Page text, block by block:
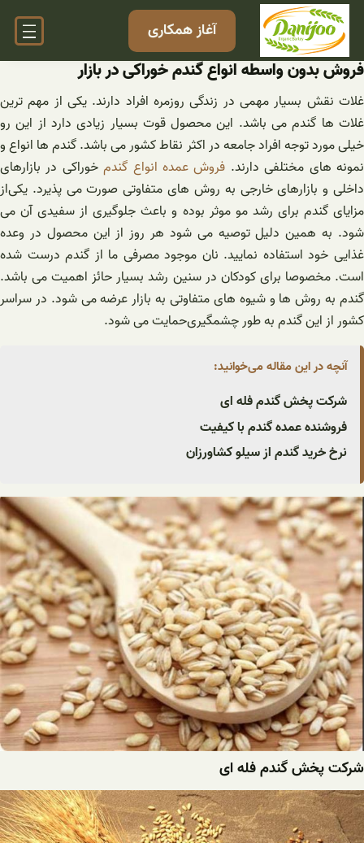
رفتن
محتوا
آغاز همکاری
فروش بدون واسطه انواع گندم خوراکی در بازار
غلات نقش بسیار مهمی در زندگی روزمره افراد دارند. یکی از مهم ترین
غلات ها گندم می‌ باشد. این محصول قوت بسیار زیادی دارد از این رو
خیلی مورد توجه افراد جامعه در اکثر نقاط کشور می باشد. گندم ها انواع و
نمونه های مختلفی دارند. فروش عمده انواع گندمخوراکی در بازارهای
داخلی و بازارهای خارجی به روش های‌ متفاوتی صورت می پذیرد. یکی‌از
مزایای گندم برای رشد مو موثر بوده و باعث جلوگیری از سفیدی آن می
شود. به همین دلیل توصیه می شود هر روز از این محصول در وعده
غذایی خود استفاده نمایید. نان موجود مصرفی‌ ما از گندم درست شده
است. مخصوصا برای کودکان در سنین‌ رشد بسیار حائز‌ اهمیت می باشد.
گندم به روش ها و شیوه های متفاوتی به بازار عرضه می شود. در سراسر
کشور از این گندم به طور چشمگیری‌حمایت می شود.
آنچه در این مقاله می‌خوانید:
شرکت پخش گندم فله ای
فروشنده عمده گندم با کیفیت
نرخ خرید گندم از سیلو کشاورزان
شرکت پخش گندم فله ای